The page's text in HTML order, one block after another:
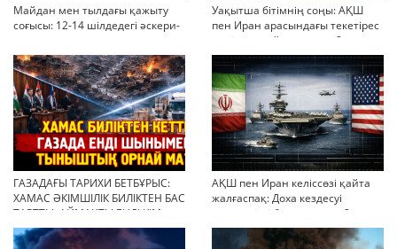
Майдан мен тылдағы қажыту
соғысы: 12-14 шілдедегі әскери-
Уақытша бітімнің соңы: АҚШ
пен Иран арасындағы текетірес
неліктен қайта ушықты?
ГАЗАДАҒЫ ТАРИХИ БЕТБҰРЫС:
ХАМАС ӘКІМШІЛІК БИЛІКТЕН БАС
ТАРТТЫ. АЙМАҚТЫ ЕНДІ КІМ
БАСҚАРАДЫ?
АҚШ пен Иран келіссөзі қайта
жалғаспақ: Доха кездесуі
шиеленісті бәсеңдете ме?